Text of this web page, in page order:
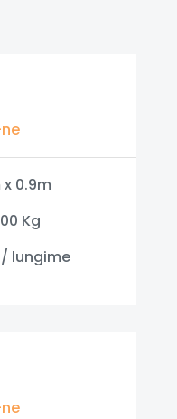
x 0.9m
Kg
lungime